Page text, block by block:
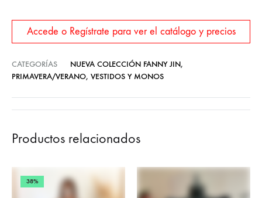
Accede o Regístrate para ver el catálogo y precios
CATEGORÍAS NUEVA COLECCIÓN FANNY JIN,
PRIMAVERA/VERANO, VESTIDOS Y MONOS
Productos relacionados
38%